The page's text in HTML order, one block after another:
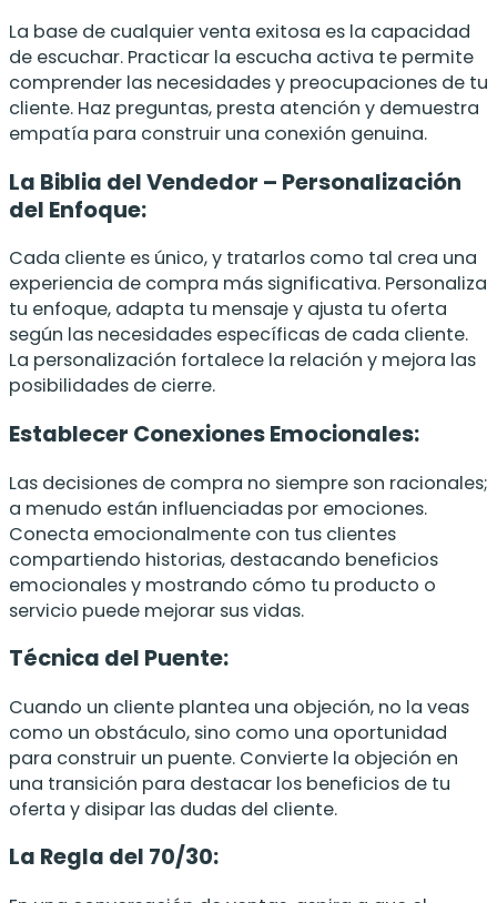
La base de cualquier venta exitosa es la capacidad
de escuchar. Practicar la escucha activa te permite
comprender las necesidades y preocupaciones de tu
cliente. Haz preguntas, presta atención y demuestra
empatía para construir una conexión genuina.
La Biblia del Vendedor – Personalización
del Enfoque:
Cada cliente es único, y tratarlos como tal crea una
experiencia de compra más significativa. Personaliza
tu enfoque, adapta tu mensaje y ajusta tu oferta
según las necesidades específicas de cada cliente.
La personalización fortalece la relación y mejora las
posibilidades de cierre.
Establecer Conexiones Emocionales:
Las decisiones de compra no siempre son racionales;
a menudo están influenciadas por emociones.
Conecta emocionalmente con tus clientes
compartiendo historias, destacando beneficios
emocionales y mostrando cómo tu producto o
servicio puede mejorar sus vidas.
Técnica del Puente:
Cuando un cliente plantea una objeción, no la veas
como un obstáculo, sino como una oportunidad
para construir un puente. Convierte la objeción en
una transición para destacar los beneficios de tu
oferta y disipar las dudas del cliente.
La Regla del 70/30: